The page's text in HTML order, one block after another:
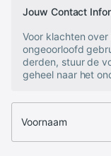
Jouw Contact
Voor klachten
ongeoorloofd
derden, stuur de
geheel naar het
Voornaam